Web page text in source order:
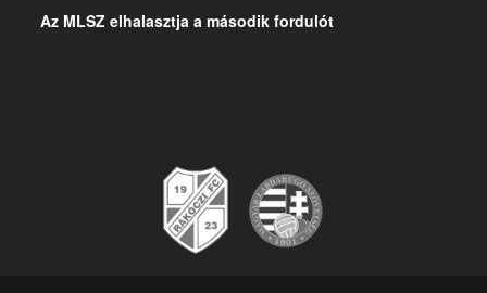
Az MLSZ elhalasztja a második fordulót